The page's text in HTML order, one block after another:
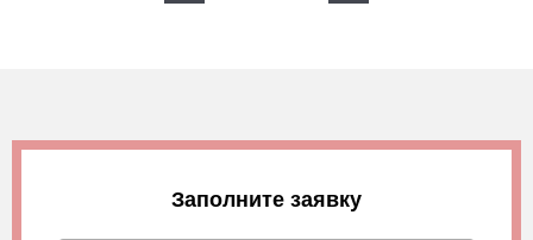
Заполните заявку